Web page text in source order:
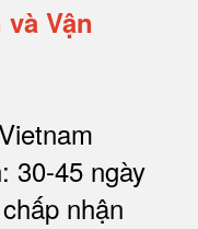
Vận
30-45 ngày
nhận